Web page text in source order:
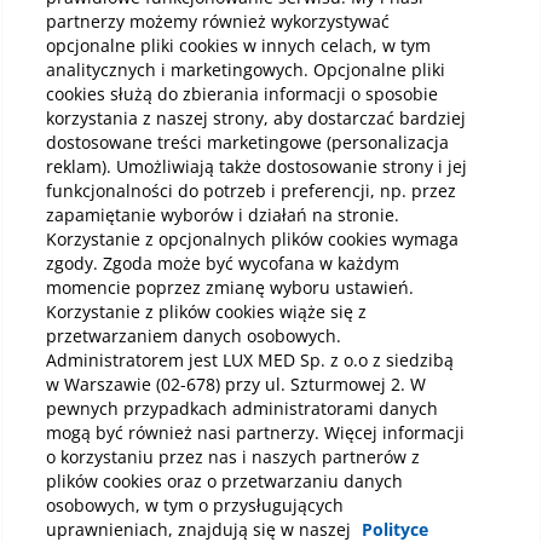
Diagnostyka
Koszty badań laboratoryjnych –
dlaczego abonament opłaca się
bardziej niż płacenie za każdy
parametr?
Badania laboratoryjne są jednym z
podstawowych elementów diagnostyki
medycznej. Dzięki nim można wykryć wiele
chorób na wczesnym etapie, a także
monitorować skuteczność leczenia. W
praktyce jednak wiele osób wykonuje je
rzadziej, niż zalecają lekarze, głównie ze
względu na koszty. Chociaż cena
pojedynczego badania laboratoryjnego nie
wydaje się wysoka, już kompleksowa
diagnostyka może być kosztowna. To właśnie z
tego powodu wielu pacjentów decyduje się na
zakup pakietów medycznych, które obejmują
również badania laboratoryjne.
Czytaj
Wszystkie artykuły i poradniki
O nas
Dla Pacjenta
Dla Partnera
Dokumenty prawne
partnerzy możemy również wykorzystywać
opcjonalne pliki cookies w innych celach, w tym
analitycznych i marketingowych. Opcjonalne pliki
cookies służą do zbierania informacji o sposobie
korzystania z naszej strony, aby dostarczać bardziej
dostosowane treści marketingowe (personalizacja
reklam). Umożliwiają także dostosowanie strony i jej
funkcjonalności do potrzeb i preferencji, np. przez
zapamiętanie wyborów i działań na stronie.
Korzystanie z opcjonalnych plików cookies wymaga
zgody. Zgoda może być wycofana w każdym
momencie poprzez zmianę wyboru ustawień.
Korzystanie z plików cookies wiąże się z
przetwarzaniem danych osobowych.
Administratorem jest LUX MED Sp. z o.o z siedzibą
w Warszawie (02-678) przy ul. Szturmowej 2. W
pewnych przypadkach administratorami danych
mogą być również nasi partnerzy. Więcej informacji
o korzystaniu przez nas i naszych partnerów z
plików cookies oraz o przetwarzaniu danych
osobowych, w tym o przysługujących
uprawnieniach, znajdują się w naszej Polityce